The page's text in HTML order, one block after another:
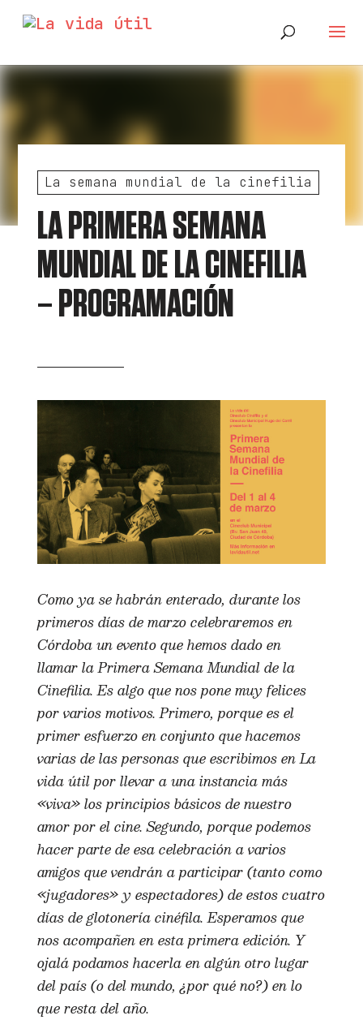
La semana mundial de la cinefilia
LA PRIMERA SEMANA
MUNDIAL DE LA CINEFILIA
– PROGRAMACIÓN
Como ya se habrán enterado, durante los
primeros días de marzo celebraremos en
Córdoba un evento que hemos dado en
llamar la Primera Semana Mundial de la
Cinefilia. Es algo que nos pone muy felices
por varios motivos. Primero, porque es el
primer esfuerzo en conjunto que hacemos
varias de las personas que escribimos en La
vida útil por llevar a una instancia más
«viva» los principios básicos de nuestro
amor por el cine. Segundo, porque podemos
hacer parte de esa celebración a varios
amigos que vendrán a participar (tanto como
«jugadores» y espectadores) de estos cuatro
días de glotonería cinéfila. Esperamos que
nos acompañen en esta primera edición. Y
ojalá podamos hacerla en algún otro lugar
del país (o del mundo, ¿por qué no?) en lo
que resta del año.